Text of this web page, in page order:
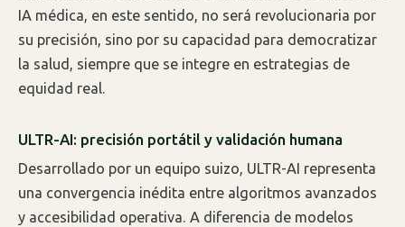
IA médica, en este sentido, no será revolucionaria por
su precisión, sino por su capacidad para democratizar
la salud, siempre que se integre en estrategias de
equidad real.
ULTR-AI: precisión portátil y validación humana
Desarrollado por un equipo suizo, ULTR-AI representa
una convergencia inédita entre algoritmos avanzados
y accesibilidad operativa. A diferencia de modelos